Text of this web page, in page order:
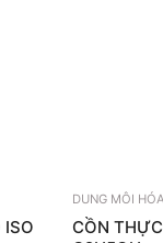
ISO
DUNG MÔI
CỒN